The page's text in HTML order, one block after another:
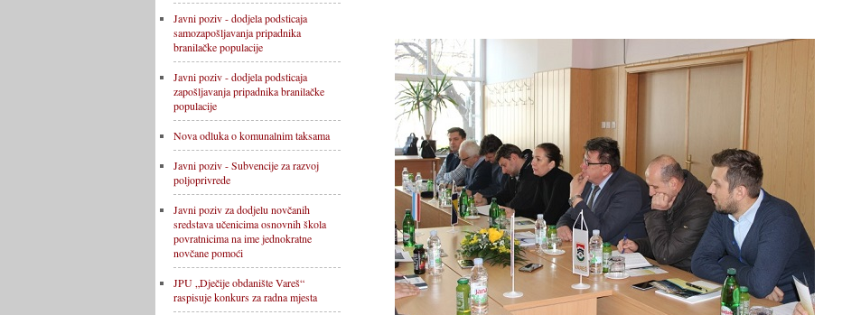
Javni poziv - dodjela podsticaja
samozapošljavanja pripadnika
branilačke populacije
Javni poziv - dodjela podsticaja
zapošljavanja pripadnika branilačke
populacije
Nova odluka o komunalnim taksama
Javni poziv - Subvencije za razvoj
poljoprivrede
Javni poziv za dodjelu novčanih
sredstava učenicima osnovnih škola
povratnicima na ime jednokratne
novčane pomoći
JPU „Dječije obdanište Vareš“
raspisuje konkurs za radna mjesta